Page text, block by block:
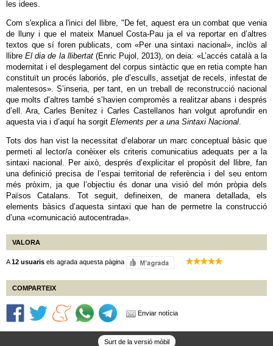
les idees.
Com s'explica a l'inici del llibre, "De fet, aquest era un combat que venia
de lluny i que el mateix Manuel Costa-Pau ja el va reportar en d’altres
textos que sí foren publicats, com «Per una sintaxi nacional», inclòs al
llibreEl dia de la llibertat(Enric Pujol, 2013), on deia: «L’accés català a la
modernitat i el desplegament del corpus sintàctic que en retia compte han
constituït un procés laboriós, ple d’esculls, assetjat de recels, infestat de
malentesos». S’inseria, per tant, en un treball de reconstrucció nacional
que molts d’altres també s’havien compromès a realitzar abans i després
d’ell. Ara, Carles Benítez i Carles Castellanos han volgut aprofundir en
aquesta via i d’aquí ha sorgit Elements per a una Sintaxi Nacional.
Tots dos han vist la necessitat d’elaborar un marc conceptual bàsic que
permeti al lector/a conèixer els criteris comunicatius adequats per a la
sintaxi nacional. Per això, després d’explicitar el propòsit del llibre, fan
una definició precisa de l’espai territorial de referència i del seu entorn
més pròxim, ja que l’objectiu és donar una visió del món pròpia dels
Països Catalans. Tot seguit, defineixen, de manera detallada, els
elements bàsics d’aquesta sintaxi que han de permetre la construcció
d’una «comunicació autocentrada».
VALORA
A12 usuaris els agrada aquesta pàgina
COMPARTEIX
Enviar notícia
Surt de la versió mòbil